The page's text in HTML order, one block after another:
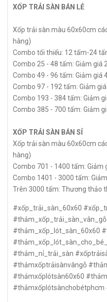
XỐP TRẢI SÀN BÁN LẺ
Xốp trải sàn màu 60x60cm
hàng)
Combo tối thiểu: 12
Combo 25 - 48 tấm:
Combo 49 - 96 tấm:
Combo 97 - 192 tấm:
Combo 193 - 384 tấm:
Combo 385 - 700 tấm:
XỐP TRẢI SÀN BÁN SỈ
Xốp trải sàn màu 60x60cm
hàng)
Combo 701 - 1400 tấm:
Combo 1401 - 3000
Trên 3000 tấm: Thương thảo
#xốp_trải_sàn_60x60
#thảm_xốp_lót_sàn_60x60
#thảm_nỉ_trải_sàn
#thảmxốptrảisànvângỗ
#thảmxốplótsàn60x60
#thảmxốplótsànchobétphcm